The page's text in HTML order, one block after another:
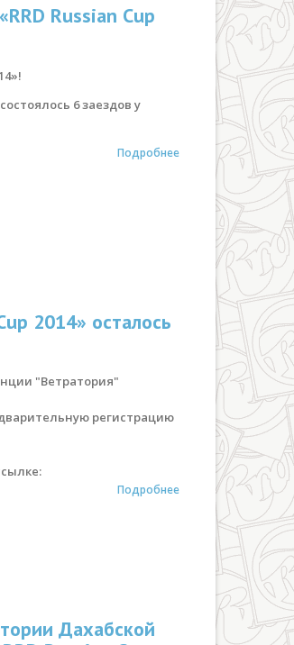
Russian Cup
6 заездов у
Подробнее
2014» осталось
"Ветратория"
регистрацию
Подробнее
Дахабской